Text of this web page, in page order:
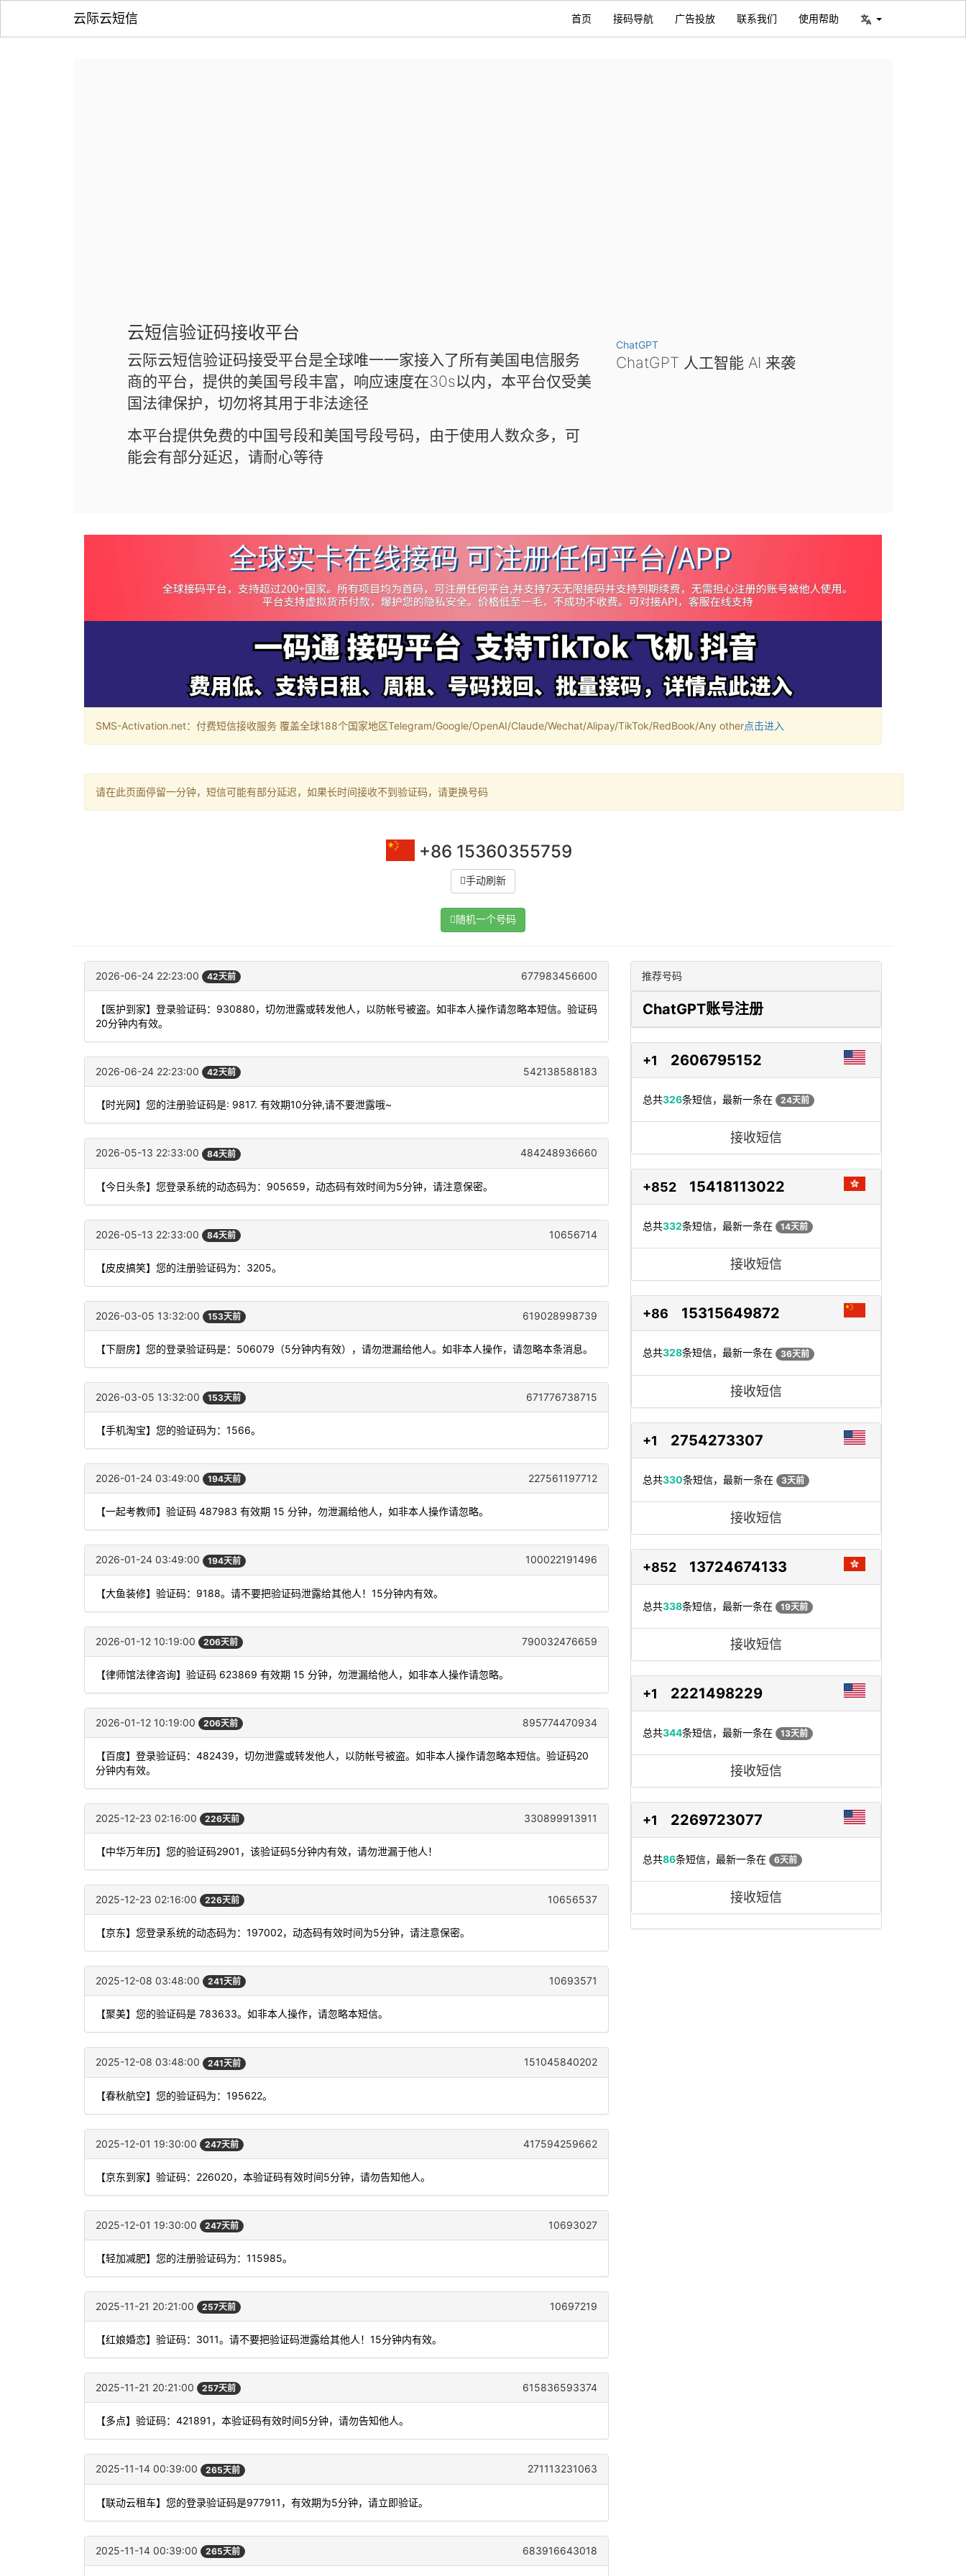
云际云短信 首页 接码导航 广告投放 联系我们 使用帮助
云短信验证码接收平台
云际云短信验证码接受平台是全球唯一一家接入了所有美国电信服务
商的平台，提供的美国号段丰富，响应速度在30s以内，本平台仅受美
国法律保护，切勿将其用于非法途径
本平台提供免费的中国号段和美国号段号码，由于使用人数众多，可
能会有部分延迟，请耐心等待
ChatGPT
ChatGPT 人工智能 AI 来袭
SMS-Activation.net：付费短信接收服务 覆盖全球188个国家地区Telegram/Google/OpenAI/Claude/Wechat/Alipay/TikTok/RedBook/Any other点击进入
请在此页面停留一分钟，短信可能有部分延迟，如果长时间接收不到验证码，请更换号码
+86 15360355759
手动刷新
随机一个号码
2026-06-24 22:23:00 42天前 677983456600
【医护到家】登录验证码：930880，切勿泄露或转发他人，以防帐号被盗。如非本人操作请忽略本短信。验证码
20分钟内有效。
2026-06-24 22:23:00 42天前 542138588183
【时光网】您的注册验证码是: 9817. 有效期10分钟,请不要泄露哦~
2026-05-13 22:33:00 84天前 484248936660
【今日头条】您登录系统的动态码为：905659，动态码有效时间为5分钟，请注意保密。
2026-05-13 22:33:00 84天前 10656714
【皮皮搞笑】您的注册验证码为：3205。
2026-03-05 13:32:00 153天前 619028998739
【下厨房】您的登录验证码是：506079（5分钟内有效），请勿泄漏给他人。如非本人操作，请忽略本条消息。
2026-03-05 13:32:00 153天前 671776738715
【手机淘宝】您的验证码为：1566。
2026-01-24 03:49:00 194天前 227561197712
【一起考教师】验证码 487983 有效期 15 分钟，勿泄漏给他人，如非本人操作请忽略。
2026-01-24 03:49:00 194天前 100022191496
【大鱼装修】验证码：9188。请不要把验证码泄露给其他人！15分钟内有效。
2026-01-12 10:19:00 206天前 790032476659
【律师馆法律咨询】验证码 623869 有效期 15 分钟，勿泄漏给他人，如非本人操作请忽略。
2026-01-12 10:19:00 206天前 895774470934
【百度】登录验证码：482439，切勿泄露或转发他人，以防帐号被盗。如非本人操作请忽略本短信。验证码20
分钟内有效。
2025-12-23 02:16:00 226天前 330899913911
【中华万年历】您的验证码2901，该验证码5分钟内有效，请勿泄漏于他人！
2025-12-23 02:16:00 226天前 10656537
【京东】您登录系统的动态码为：197002，动态码有效时间为5分钟，请注意保密。
2025-12-08 03:48:00 241天前 10693571
【聚美】您的验证码是 783633。如非本人操作，请忽略本短信。
2025-12-08 03:48:00 241天前 151045840202
【春秋航空】您的验证码为：195622。
2025-12-01 19:30:00 247天前 417594259662
【京东到家】验证码：226020，本验证码有效时间5分钟，请勿告知他人。
2025-12-01 19:30:00 247天前 10693027
【轻加减肥】您的注册验证码为：115985。
2025-11-21 20:21:00 257天前 10697219
【红娘婚恋】验证码：3011。请不要把验证码泄露给其他人！15分钟内有效。
2025-11-21 20:21:00 257天前 615836593374
【多点】验证码：421891，本验证码有效时间5分钟，请勿告知他人。
2025-11-14 00:39:00 265天前 271113231063
【联动云租车】您的登录验证码是977911，有效期为5分钟，请立即验证。
2025-11-14 00:39:00 265天前 683916643018
推荐号码
ChatGPT账号注册
+1 2606795152
总共326条短信，最新一条在 24天前
接收短信
+852 15418113022
总共332条短信，最新一条在 14天前
接收短信
+86 15315649872
总共328条短信，最新一条在 36天前
接收短信
+1 2754273307
总共330条短信，最新一条在 3天前
接收短信
+852 13724674133
总共338条短信，最新一条在 19天前
接收短信
+1 2221498229
总共344条短信，最新一条在 13天前
接收短信
+1 2269723077
总共86条短信，最新一条在 6天前
接收短信